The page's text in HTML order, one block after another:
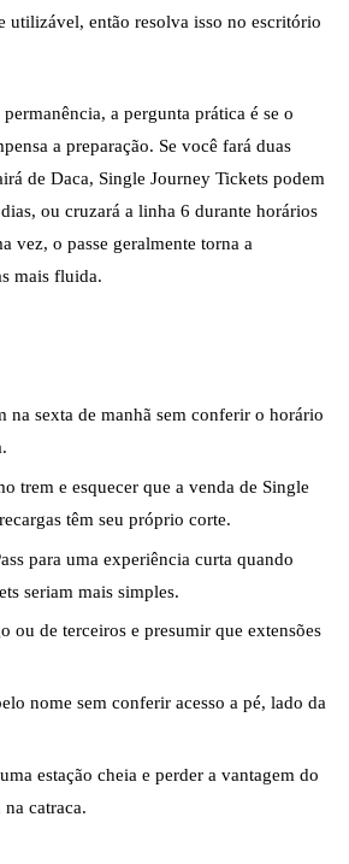
utilizável, então resolva isso no escritório
a pergunta prática é se o
a preparação. Se você fará duas
de Daca, Single Journey Tickets podem
ou cruzará a linha 6 durante horários
vez, o passe geralmente torna a
mais fluida.
na sexta de manhã sem conferir o horário
trem e esquecer que a venda de Single
têm seu próprio corte.
para uma experiência curta quando
seriam mais simples.
ou de terceiros e presumir que extensões
nome sem conferir acesso a pé, lado da
estação cheia e perder a vantagem do
catraca.